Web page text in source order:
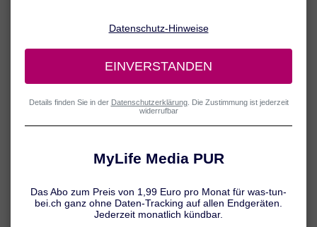
621594021 © Artur
123457501 © buraratn
629583742 © Pormezz
user/pages/images/kleienpilzflechte-was-
hilft.ir_as_617755281.jpg
Make sure the id is correct and still available at the provider